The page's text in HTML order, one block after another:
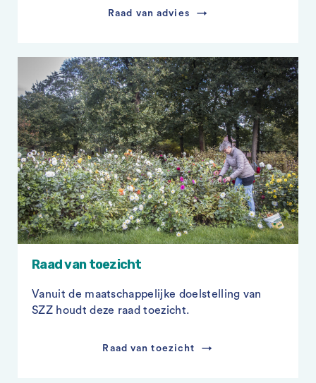
Raad van advies
Raad van toezicht
Vanuit de maatschappelijke doelstelling van
SZZ houdt deze raad toezicht.
Raad van toezicht